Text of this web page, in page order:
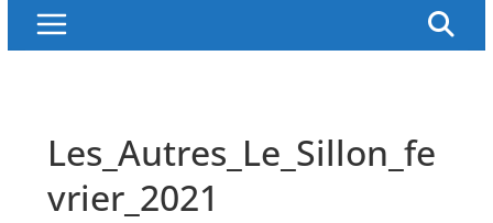
Les_Autres_Le_Sillon_fe
vrier_2021